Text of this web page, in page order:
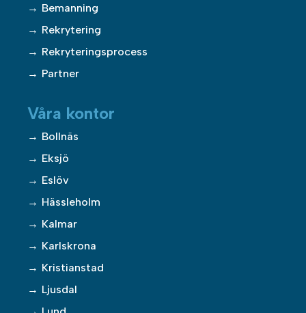
Bemanning
Rekrytering
Rekryteringsprocess
Partner
Våra kontor
Bollnäs
Eksjö
Eslöv
Hässleholm
Kalmar
Karlskrona
Kristianstad
Ljusdal